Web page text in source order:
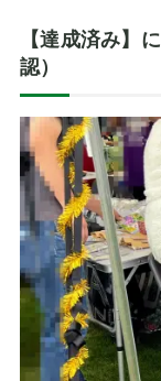
【達成済み】
認）